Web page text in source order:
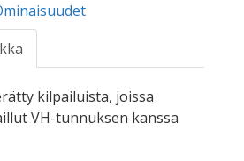
kilpailuista, joissa
VH-tunnuksen kanssa